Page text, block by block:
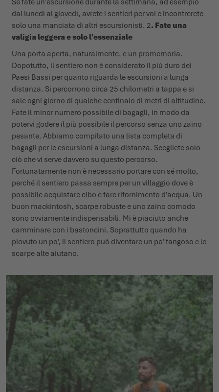
Se fate un'escursione durante la settimana, ad esempio
dal lunedì al giovedì, avrete i sentieri per voi e incontrerete
solo una manciata di altri escursionisti. 2. Fate una
valigia leggera e solo l'essenziale
Una porta aperta, naturalmente, e un promemoria.
Dopotutto, il sentiero non è considerato il più duro dei
Paesi Bassi per quanto riguarda le escursioni a lunga
distanza. Si percorrono circa 25 chilometri a tappa e si
sale ogni giorno di qualche centinaio di metri di altitudine.
Fate il minor numero possibile di bagagli, in modo da
potervi godere il più possibile il percorso senza uno zaino
pesante. Abbiamo compilato una lista completa di
bagagli per le escursioni a lunga distanza. Scegliete solo
ciò che vi serve davvero su questo percorso.
Fortunatamente non è necessario portare con sé molto,
perché il sentiero passa sempre per un villaggio dove è
possibile acquistare cibo e fare rifornimento d'acqua. Un
buon mackintosh, scarpe robuste e uno zaino comodo
sono ovviamente indispensabili. Mi è piaciuto anche
camminare con i bastoncini. Soprattutto quando ha
piovuto un po', il sentiero può diventare un po' fangoso e le
scarpe alte aiutano.